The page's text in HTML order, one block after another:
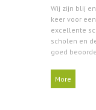
Wij zijn blij
keer voor
excellente
scholen en
goed
More